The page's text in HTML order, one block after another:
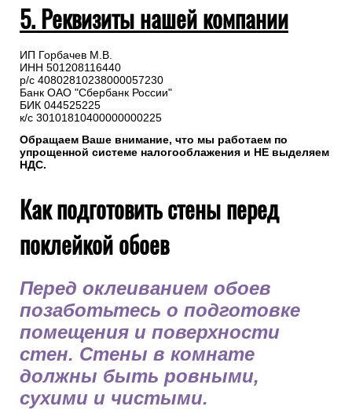
5. Реквизиты нашей компании
ИП Горбачев М.В.
ИНН 501208116440
р/с 40802810238000057230
Банк ОАО "Сбербанк России"
БИК 044525225
к/с 30101810400000000225
Обращаем Ваше внимание, что мы работаем по
упрощенной системе налогооблажения и НЕ выделяем
НДС.
Как подготовить стены перед
поклейкой обоев
Перед оклеиванием обоев
позаботьтесь о подготовке
помещения и поверхности
стен. Стены в комнате
должны быть ровными,
сухими и чистыми.